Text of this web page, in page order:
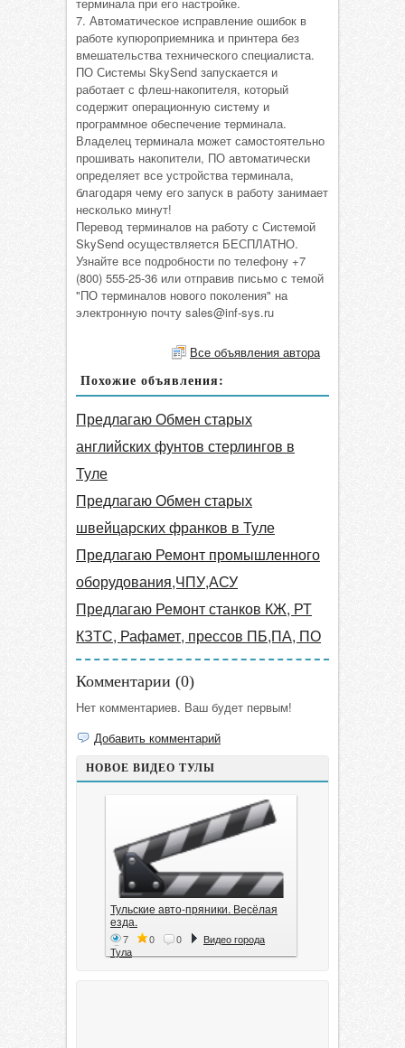
7. Автоматическое исправление ошибок в
работе купюроприемника и принтера без
вмешательства технического специалиста.
ПО Системы SkySend запускается и
работает с флеш-накопителя, который
содержит операционную систему и
программное обеспечение терминала.
Владелец терминала может самостоятельно
прошивать накопители, ПО автоматически
определяет все устройства терминала,
благодаря чему его запуск в работу занимает
несколько минут!
Перевод терминалов на работу с Системой
SkySend осуществляется БЕСПЛАТНО.
Узнайте все подробности по телефону +7
(800) 555-25-36 или отправив письмо с темой
"ПО терминалов нового поколения" на
электронную почту sales@inf-sys.ru
Все объявления автора
Похожие объявления:
Предлагаю Обмен старых
английских фунтов стерлингов в
Туле
Предлагаю Обмен старых
швейцарских франков в Туле
Предлагаю Ремонт промышленного
оборудования,ЧПУ,АСУ
Предлагаю Ремонт станков КЖ, РТ
КЗТС, Рафамет, прессов ПБ,ПА, ПО
Комментарии (0)
Нет комментариев. Ваш будет первым!
Добавить комментарий
НОВОЕ ВИДЕО ТУЛЫ
Тульские авто-пряники. Весёлая
езда.
7 0 0
Видео города
Тула